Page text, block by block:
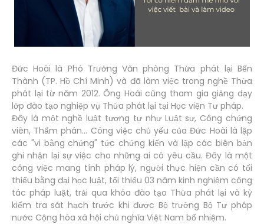
Đức Hoài là Phó Trưởng Văn phòng Thừa phát lại Bến
Thành (TP. Hồ Chí Minh) và đã làm việc trong nghề Thừa
phát lại từ năm 2012. Ông Hoài cũng tham gia giảng dạy
lớp đào tạo nghiệp vụ Thừa phát lại tại Học viện Tư pháp.
Đây là một nghề luật tương tự như Luật sư, Công chứng
viên, Thẩm phán... Công việc chủ yếu của Đức Hoài là lập
các "vi bằng chứng" tức chứng kiến và lập các biên bản
ghi nhận lại sự việc cho những ai có yêu cầu. Đây là một
công việc mang tính pháp lý, người thực hiện cần có tối
thiểu bằng đại học luật, tối thiểu 03 năm kinh nghiệm công
tác pháp luật, trải qua khóa đào tạo Thừa phát lại và kỳ
kiểm tra sát hạch trước khi được Bộ trưởng Bộ Tư pháp
nước Cộng hòa xã hội chủ nghĩa Việt Nam bổ nhiệm.